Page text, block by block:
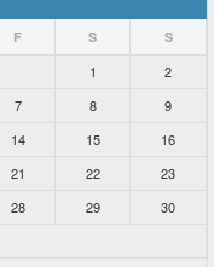
F S S
1
2
7 8
9
14 15
16
21 22
23
28 29
30